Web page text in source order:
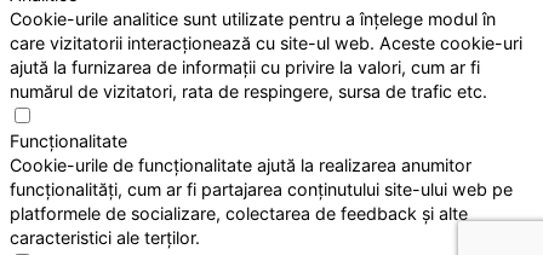
Cookie-urile analitice sunt utilizate pentru a înțelege modul în
care vizitatorii interacționează cu site-ul web. Aceste cookie-uri
ajută la furnizarea de informații cu privire la valori, cum ar fi
numărul de vizitatori, rata de respingere, sursa de trafic etc.
Funcționalitate
Cookie-urile de funcționalitate ajută la realizarea anumitor
funcționalități, cum ar fi partajarea conținutului site-ului web pe
platformele de socializare, colectarea de feedback și alte
caracteristici ale terților.